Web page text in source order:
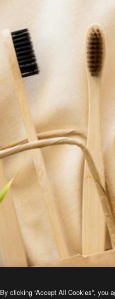
By clicking “Accept All Cookies”, you